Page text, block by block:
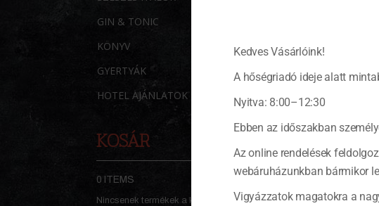
GIN & TONIC
KÖNYV
GYERTYÁK
HOTEL AJÁNLATOK
KOSÁR
0 ITEMS
Nincsenek termékek a kosárban.
Kedves Vásárlóink!
A hőségriadó ideje alatt
Nyitva: 8:00–12:30
Ebben az időszakban
Az online rendelések
webáruházunkban bármikor
Vigyázzatok magatokra a